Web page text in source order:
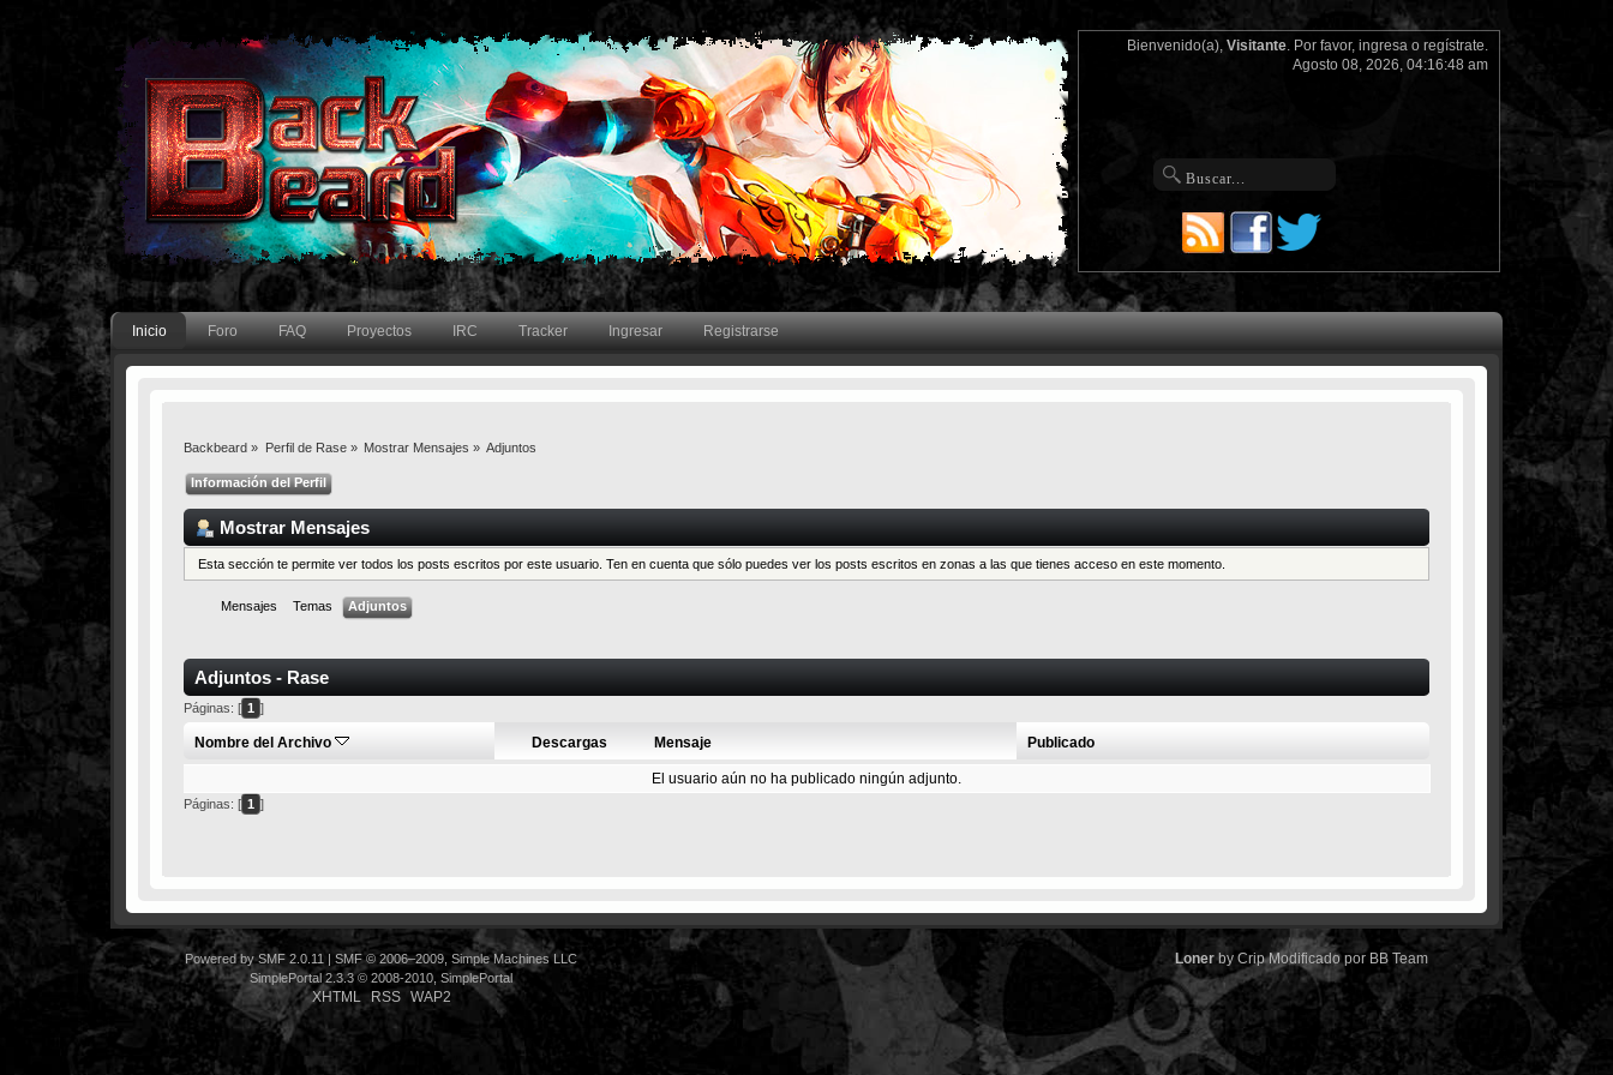
Bienvenido(a), Visitante. Por favor, ingresao regístrate.
Agosto 08, 2026, 04:16:48 am
Inicio Foro FAQ Proyectos IRC Tracker Ingresar Registrarse
Backbeard » Perfil de Rase » Mostrar Mensajes » Adjuntos
Información del Perfil
Mostrar Mensajes
Esta sección te permite ver todos los posts escritos por este usuario. Ten en cuenta que sólo puedes ver los posts escritos en zonas a las que tienes acceso en este momento.
Mensajes Temas Adjuntos
Adjuntos - Rase
Páginas: [ 1 ]
Nombre del Archivo Descargas Mensaje Publicado
El usuario aún no ha publicado ningún adjunto.
Páginas: [ 1 ]
Powered by SMF 2.0.11 |SMF © 2006–2009, Simple Machines LLC
SimplePortal 2.3.3 © 2008-2010, SimplePortal
XHTML RSS WAP2
Lonerby Crip